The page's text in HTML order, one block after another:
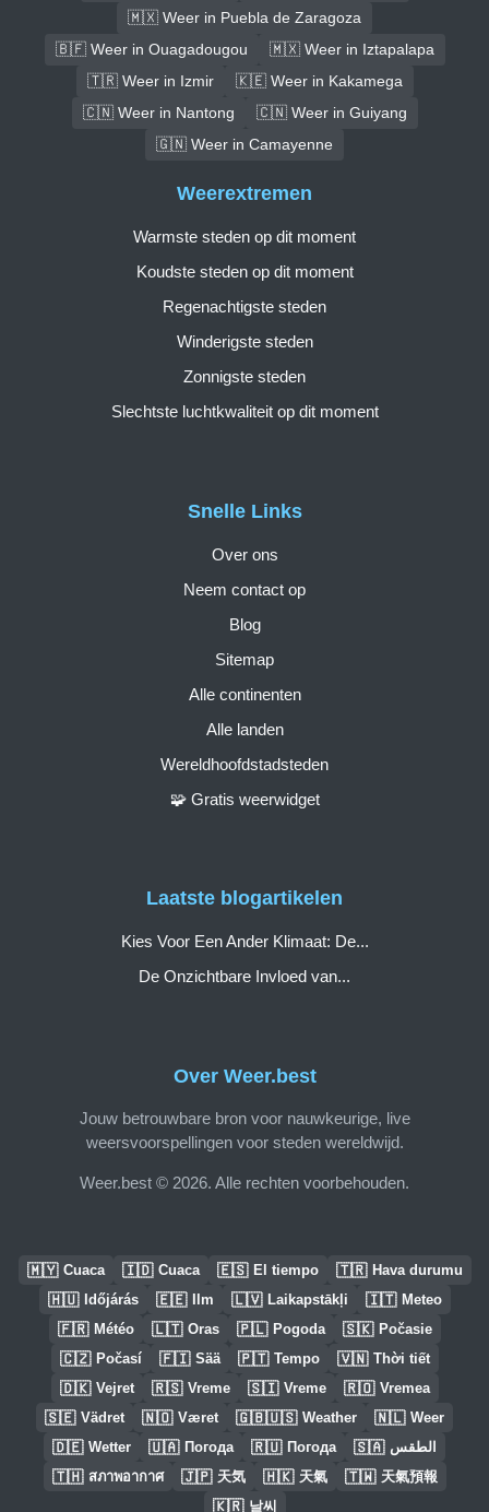
🇲🇽 Weer in Puebla de Zaragoza
🇧🇫 Weer in Ouagadougou
🇲🇽 Weer in Iztapalapa
🇹🇷 Weer in Izmir
🇰🇪 Weer in Kakamega
🇨🇳 Weer in Nantong
🇨🇳 Weer in Guiyang
🇬🇳 Weer in Camayenne
Over Weer.best
Jouw betrouwbare bron voor nauwkeurige, live
weersvoorspellingen voor steden wereldwijd.
Weer.best © 2026. Alle rechten voorbehouden.
Snelle Links
Over ons
Neem contact op
Blog
Sitemap
Alle continenten
Alle landen
Wereldhoofdstadsteden
🧩 Gratis weerwidget
Weerextremen
Warmste steden op dit moment
Koudste steden op dit moment
Regenachtigste steden
Winderigste steden
Zonnigste steden
Slechtste luchtkwaliteit op dit moment
Laatste blogartikelen
Kies Voor Een Ander Klimaat: De...
De Onzichtbare Invloed van...
🇲🇾 Cuaca 🇮🇩 Cuaca 🇪🇸 El tiempo 🇹🇷 Hava durumu
🇭🇺 Időjárás 🇪🇪 Ilm 🇱🇻 Laikapstākļi 🇮🇹 Meteo
🇫🇷 Météo 🇱🇹 Oras 🇵🇱 Pogoda 🇸🇰 Počasie
🇨🇿 Počasí 🇫🇮 Sää 🇵🇹 Tempo 🇻🇳 Thời tiết
🇩🇰 Vejret 🇷🇸 Vreme 🇸🇮 Vreme 🇷🇴 Vremea
🇸🇪 Vädret 🇳🇴 Været 🇬🇧🇺🇸 Weather 🇳🇱 Weer
🇩🇪 Wetter 🇺🇦 Погода 🇷🇺 Погода 🇸🇦 الطقس
🇹🇭 สภาพอากาศ 🇯🇵 天気 🇭🇰 天氣 🇹🇼 天氣預報
🇰🇷 날씨